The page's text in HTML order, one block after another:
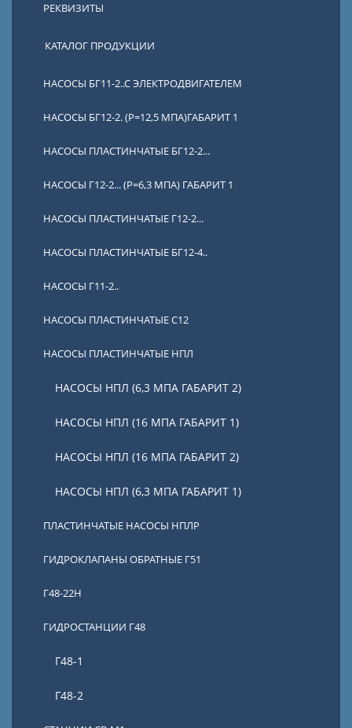
РЕКВИЗИТЫ
КАТАЛОГ ПРОДУКЦИИ
НАСОСЫ БГ11-2..С ЭЛЕКТРОДВИГАТЕЛЕМ
НАСОСЫ БГ12-2. (Р=12,5 МПА)ГАБАРИТ 1
НАСОСЫ ПЛАСТИНЧАТЫЕ БГ12-2...
НАСОСЫ Г12-2... (Р=6,3 МПА) ГАБАРИТ 1
НАСОСЫ ПЛАСТИНЧАТЫЕ Г12-2...
НАСОСЫ ПЛАСТИНЧАТЫЕ БГ12-4..
НАСОСЫ Г11-2..
НАСОСЫ ПЛАСТИНЧАТЫЕ С12
НАСОСЫ ПЛАСТИНЧАТЫЕ НПЛ
НАСОСЫ НПЛ (6,3 МПА ГАБАРИТ 2)
НАСОСЫ НПЛ (16 МПА ГАБАРИТ 1)
НАСОСЫ НПЛ (16 МПА ГАБАРИТ 2)
НАСОСЫ НПЛ (6,3 МПА ГАБАРИТ 1)
ПЛАСТИНЧАТЫЕ НАСОСЫ НПЛР
ГИДРОКЛАПАНЫ ОБРАТНЫЕ Г51
Г48-22Н
ГИДРОСТАНЦИИ Г48
Г48-1
Г48-2